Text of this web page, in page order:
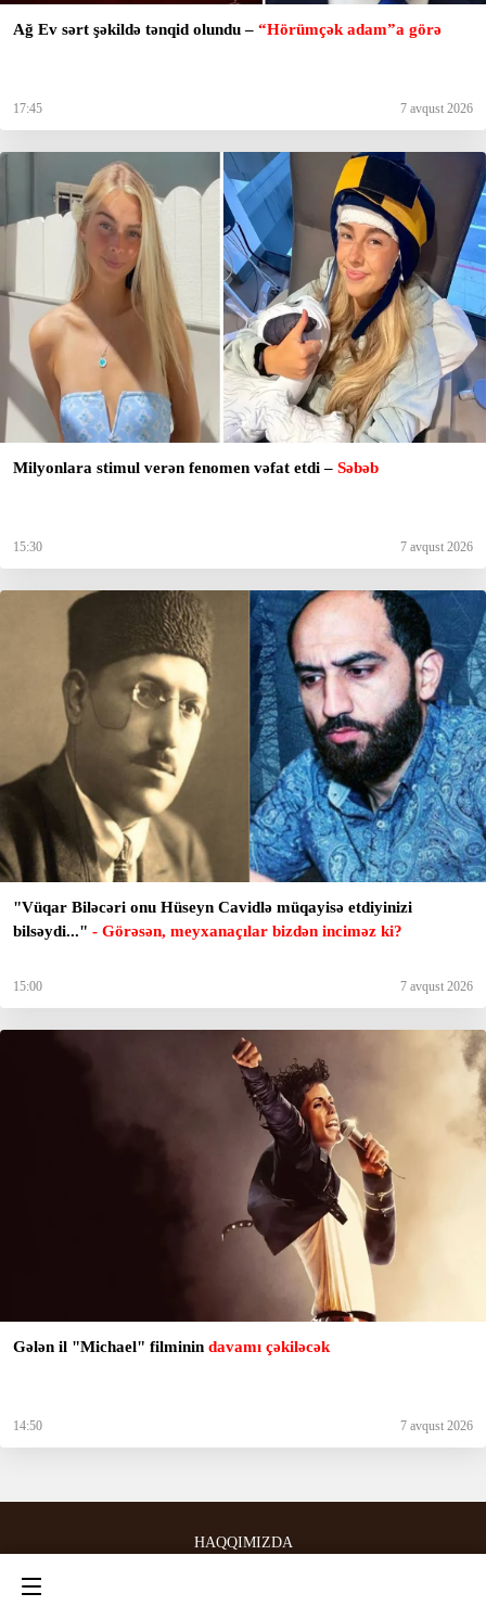
Ağ Ev sərt şəkildə tənqid olundu – “Hörümçək adam”a görə
17:45 7 avqust 2026
Milyonlara stimul verən fenomen vəfat etdi – Səbəb
15:30 7 avqust 2026
"Vüqar Biləcəri onu Hüseyn Cavidlə müqayisə etdiyinizi
bilsəydi..." - Görəsən, meyxanaçılar bizdən inciməz ki?
15:00 7 avqust 2026
Gələn il "Michael" filminin davamı çəkiləcək
14:50 7 avqust 2026
HAQQIMIZDA